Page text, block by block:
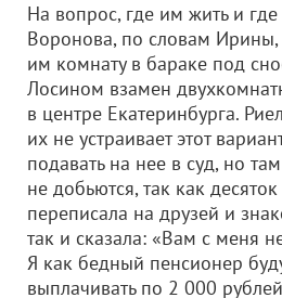
На вопрос, где им жить и
Воронова, по словам Ирины,
им комнату в бараке под
Лосином взамен
в центре Екатеринбурга.
их не устраивает этот
подавать на нее в суд, но
не добьются, так как
переписала на друзей и
так и сказала: «Вам с меня
Я как бедный пенсионер
выплачивать по 2 000